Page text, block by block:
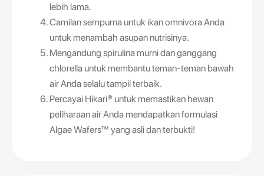
lebih lama.
Camilan sempurna untuk ikan omnivora Anda
untuk menambah asupan nutrisinya.
Mengandung spirulina murni dan ganggang
chlorella untuk membantu teman-teman bawah
air Anda selalu tampil terbaik.
Percayai Hikari® untuk memastikan hewan
peliharaan air Anda mendapatkan formulasi
Algae Wafers™ yang asli dan terbukti!